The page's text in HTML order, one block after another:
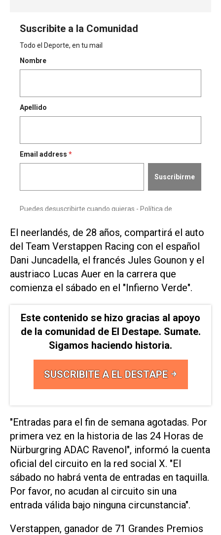
El neerlandés, de 28 años, compartirá ⁠el auto
del Team Verstappen ⁠Racing con el español
Dani Juncadella, el francés Jules Gounon y el
austriaco Lucas Auer en la carrera que
⁠comienza el sábado en el "Infierno Verde".
Este contenido se hizo gracias al apoyo
de la comunidad de El Destape. Sumate.
Sigamos haciendo historia.
SUSCRIBITE A EL DESTAPE
"Entradas para el ​fin de semana agotadas. Por
primera vez ‌en la historia de las ‌24 Horas de
Nürburgring ADAC Ravenol", informó la ⁠cuenta
oficial del circuito en la red social X. "El
sábado no habrá venta de entradas en taquilla.
Por favor, no acudan al circuito sin una
entrada válida ​bajo ninguna ‌circunstancia".
Verstappen, ganador de 71 Grandes Premios